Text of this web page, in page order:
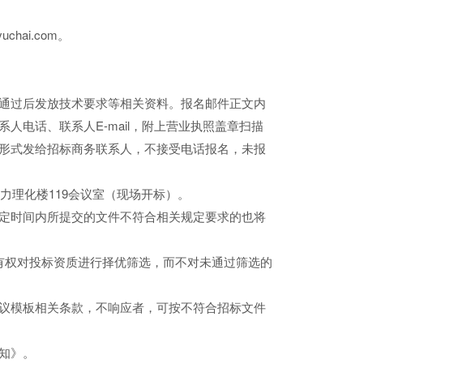
。
后发放技术要求等相关资料。报名邮件正文内
人电话、联系人E-mail，附上营业执照盖章扫描
式发给招标商务联系人，不接受电话报名，未报
化楼119会议室（现场开标）。
间内所提交的文件不符合相关规定要求的也将
对投标资质进行择优筛选，而不对未通过筛选的
板相关条款，不响应者，可按不符合招标文件
。